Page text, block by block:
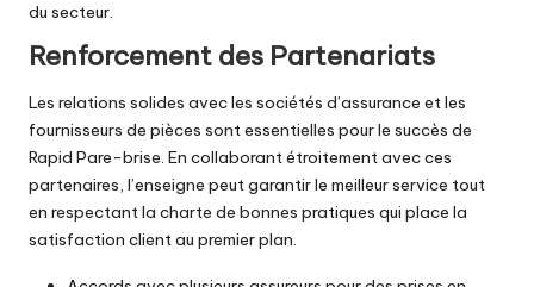
du secteur.
Renforcement des Partenariats
Les relations solides avec les sociétés d’assurance et les
fournisseurs de pièces sont essentielles pour le succès de
Rapid Pare-brise. En collaborant étroitement avec ces
partenaires, l’enseigne peut garantir le meilleur service tout
en respectant la charte de bonnes pratiques qui place la
satisfaction client au premier plan.